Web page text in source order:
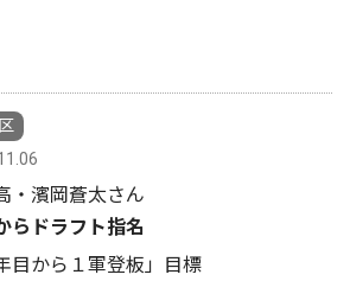
・濱岡蒼太さん
らドラフト指名
目から１軍登板」目標